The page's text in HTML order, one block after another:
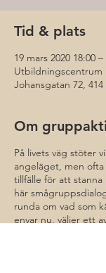
Tid & plats
19 mars 2020 18:00 –
Utbildningscentrum
Johansgatan 72,
Om
På livets väg stöter
angeläget, men
tillfälle för att
här
runda om vad som
envar nu, väljer ett